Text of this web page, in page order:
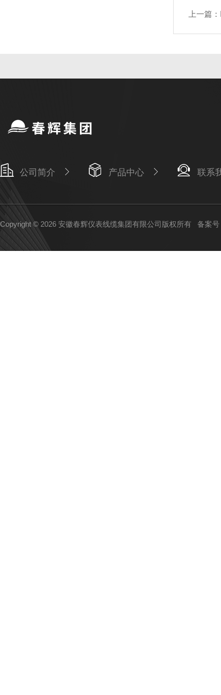
上一篇：
公司简介 产品中心 联系
Copyright © 2026 安徽春辉仪表线缆集团有限公司版权所有 备案号